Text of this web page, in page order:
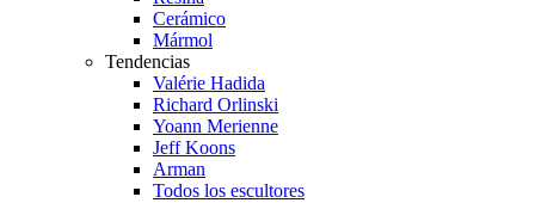
Cerámico
Mármol
Tendencias
Valérie Hadida
Richard Orlinski
Yoann Merienne
Jeff Koons
Arman
Todos los escultores